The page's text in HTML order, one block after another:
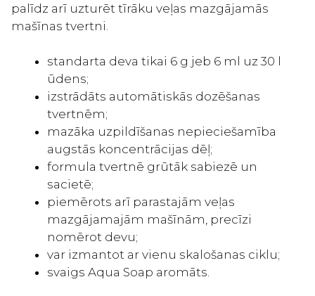
palīdz arī uzturēt tīrāku veļas mazgājamās
mašīnas tvertni.
standarta deva tikai 6 g jeb 6 ml uz 30 l
ūdens;
izstrādāts automātiskās dozēšanas
tvertnēm;
mazāka uzpildīšanas nepieciešamība
augstās koncentrācijas dēļ;
formula tvertnē grūtāk sabiezē un
sacietē;
piemērots arī parastajām veļas
mazgājamajām mašīnām, precīzi
nomērot devu;
var izmantot ar vienu skalošanas ciklu;
svaigs Aqua Soap aromāts.